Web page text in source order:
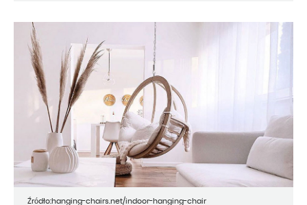
Źródło:hanging-chairs.net/indoor-hanging-chair